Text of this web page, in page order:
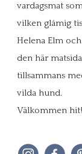
vardagsmat
vilken glåmig
Helena Elm
den här
tillsammans
vilda hund.
Välkommen hit!